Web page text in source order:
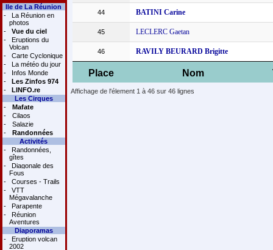
Ile de La Réunion
-
La Réunion en
photos
-
Vue du ciel
-
Eruptions du
Volcan
-
Carte Cyclonique
-
La météo du jour
-
Infos Monde
-
Les Zinfos 974
-
LINFO.re
Les Cirques
-
Mafate
-
Cilaos
-
Salazie
-
Randonnées
Activités
-
Randonnées,
gîtes
-
Diagonale des
Fous
-
Courses - Trails
-
VTT
Mégavalanche
-
Parapente
-
Réunion
Aventures
Diaporamas
-
Eruption volcan
2002
Place Nom
44 BATINI Carine
45 LECLERC Gaetan
46 RAVILY BEURARD Brigitte
Affichage de l'élement 1 à 46 sur 46 lignes